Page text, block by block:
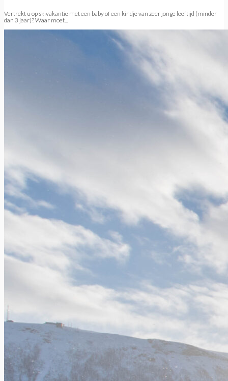
Vertrekt u op skivakantie met een baby of een kindje van zeer jonge leeftijd (minder
dan 3 jaar)? Waar moet...